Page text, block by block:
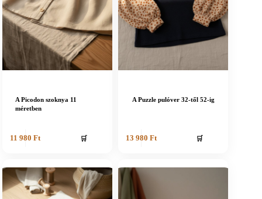
A Picodon szoknya 11
méretben
11 980Ft 🛒
A Puzzle pulóver 32-től 52-ig
13 980 Ft 🛒